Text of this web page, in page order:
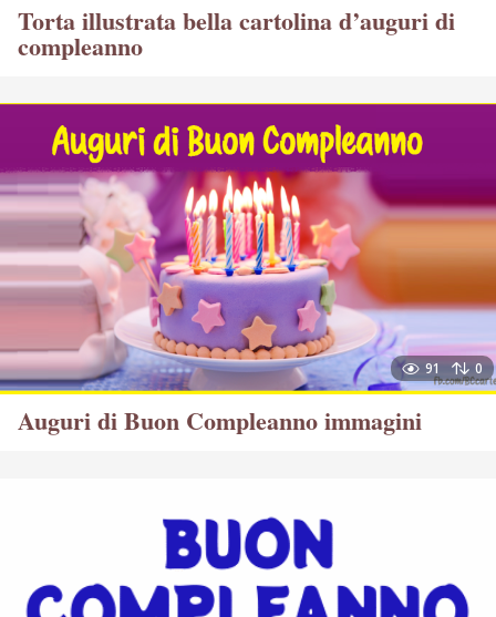
Torta illustrata bella cartolina d’auguri di
compleanno
91 0
Auguri di Buon Compleanno immagini